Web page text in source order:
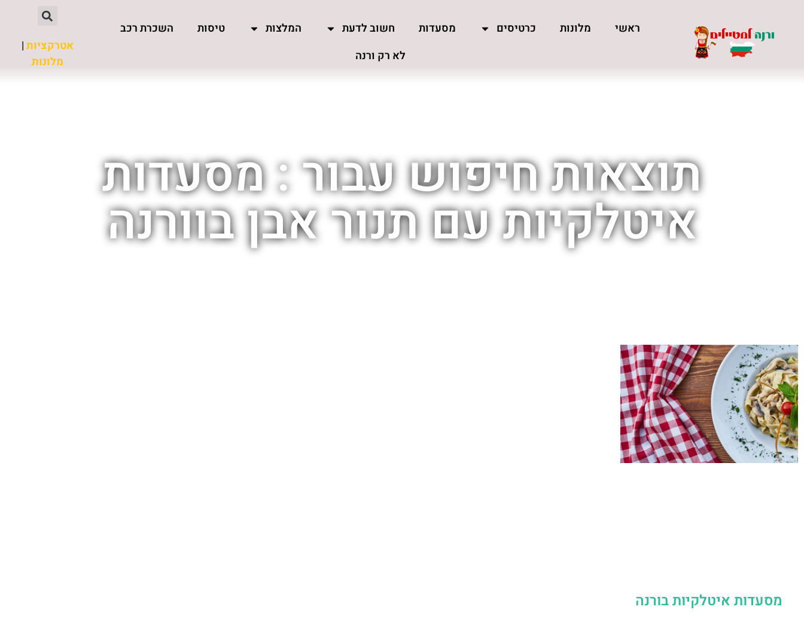
ראשי מלונות כרטיסים מסעדות חשוב לדעת המלצות טיסות
השכרת רכב
לא רק ורנה
אטרקציות|
מלונות
תוצאות חיפוש עבור : מסעדות
איטלקיות עם תנור אבן בוורנה
מסעדות איטלקיות בורנה